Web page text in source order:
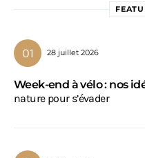
28 juillet 2026
Week-end à vélo : nos
nature pour s’évader